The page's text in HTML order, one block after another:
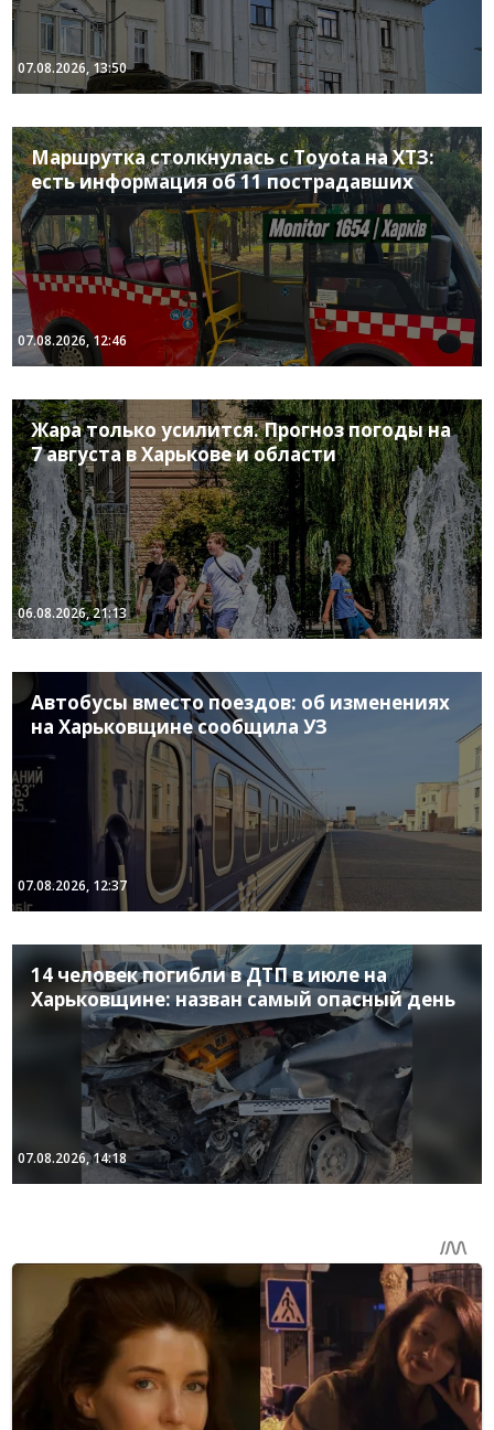
07.08.2026, 13:50
Маршрутка столкнулась с Toyota на ХТЗ:
есть информация об 11 пострадавших
07.08.2026, 12:46
Жара только усилится. Прогноз погоды на
7 августа в Харькове и области
06.08.2026, 21:13
Автобусы вместо поездов: об изменениях
на Харьковщине сообщила УЗ
07.08.2026, 12:37
14 человек погибли в ДТП в июле на
Харьковщине: назван самый опасный день
07.08.2026, 14:18